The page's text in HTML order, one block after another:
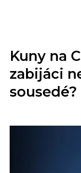
Kuny na
zabijáci
sousedé?